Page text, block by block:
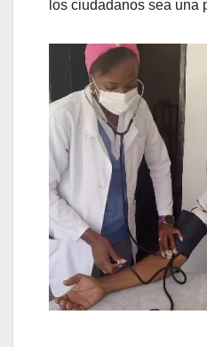
los ciudadanos sea una